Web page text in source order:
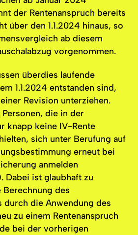
der Rentenanspruch bereits
über den 1.1.2024 hinaus, so
ab diesem
vorgenommen.
überdies laufende
1.1.2024 entstanden sind,
Revision unterziehen.
die in der
knapp keine IV-Rente
sich unter Berufung auf
erneut bei
anmelden
Dabei ist glaubhaft zu
Berechnung des
durch die Anwendung des
zu einem Rentenanspruch
bei der vorherigen